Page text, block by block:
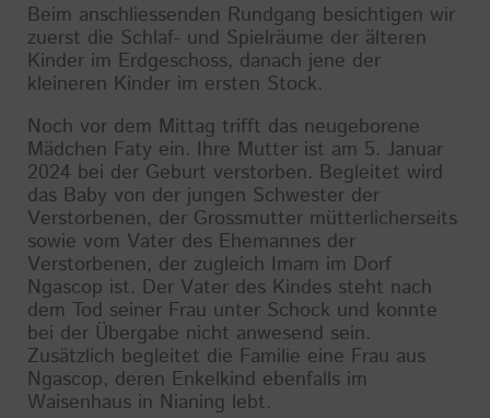
Beim anschliessenden Rundgang besichtigen wir
zuerst die Schlaf- und Spielräume der älteren
Kinder im Erdgeschoss, danach jene der
kleineren Kinder im ersten Stock.
Noch vor dem Mittag trifft das neugeborene
Mädchen Faty ein. Ihre Mutter ist am 5. Januar
2024 bei der Geburt verstorben. Begleitet wird
das Baby von der jungen Schwester der
Verstorbenen, der Grossmutter mütterlicherseits
sowie vom Vater des Ehemannes der
Verstorbenen, der zugleich Imam im Dorf
Ngascop ist. Der Vater des Kindes steht nach
dem Tod seiner Frau unter Schock und konnte
bei der Übergabe nicht anwesend sein.
Zusätzlich begleitet die Familie eine Frau aus
Ngascop, deren Enkelkind ebenfalls im
Waisenhaus in Nianing lebt.